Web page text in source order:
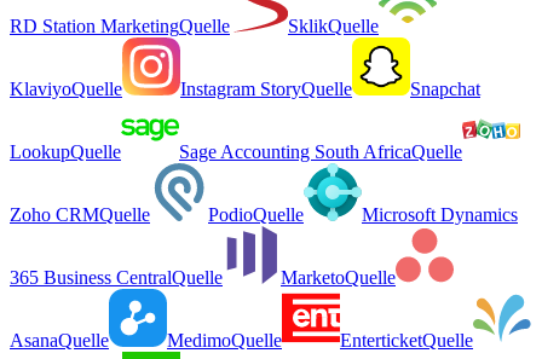
RD Station MarketingQuelle SklikQuelle
KlaviyoQuelle Instagram StoryQuelle Snapchat
LookupQuelle Sage Accounting South AfricaQuelle
Zoho CRMQuelle PodioQuelle Microsoft Dynamics
365 Business CentralQuelle MarketoQuelle
AsanaQuelle MedimoQuelle EnterticketQuelle